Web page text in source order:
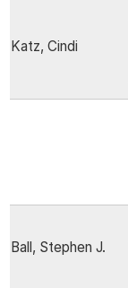
Katz, Cindi
Ball, Stephen J.